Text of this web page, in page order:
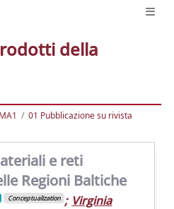
della
01 Pubblicazione su rivista
e reti
Regioni Baltiche
Conceptualization ; Virginia